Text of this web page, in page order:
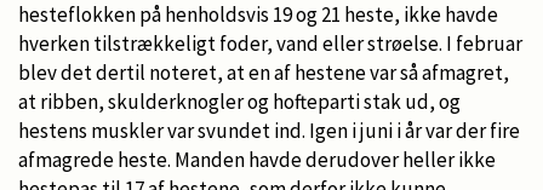
hesteflokken på henholdsvis 19 og 21 heste, ikke havde
hverken tilstrækkeligt foder, vand eller strøelse. I februar
blev det dertil noteret, at en af hestene var så afmagret,
at ribben, skulderknogler og hofteparti stak ud, og
hestens muskler var svundet ind. Igen i juni i år var der fire
afmagrede heste. Manden havde derudover heller ikke